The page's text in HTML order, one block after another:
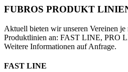
FUBROS PRODUKT
Aktuell bieten wir unseren Vereinen je
Produktlinien an: FAST LINE, PRO
Weitere Informationen auf Anfrage.
FAST LINE